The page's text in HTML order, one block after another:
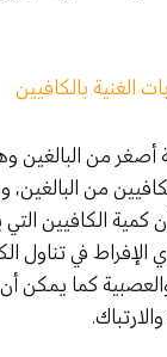
أصغر من البالغين
من
كمية الكافيين التي
في تناول
كما يمكن